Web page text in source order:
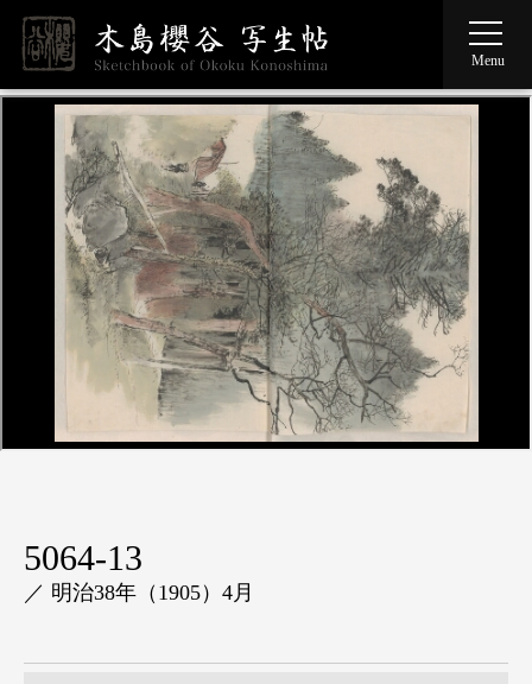
5064-13
／ 明治38年（1905）4月